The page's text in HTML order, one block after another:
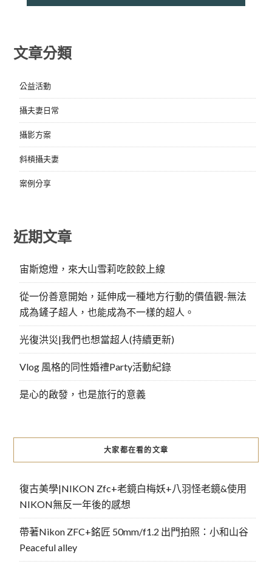
文章分類
公益活動
攝夫妻日常
攝影方案
斜槓攝夫妻
案例分享
近期文章
宙斯熄燈，來大山雪莉吃餃餃上線
從一份善意開始，延伸成一種地方行動的價值觀-無法
成為鏟子超人，也能成為不一樣的超人。
光復洪災|我們也想當超人(持續更新)
Vlog 風格的同性婚禮Party活動紀錄
是心的啟發，也是旅行的意義
大家都在看的文章
復古美學|NIKON Zfc+老鏡白梅妖+八羽怪老鏡&使用
NIKON無反一年後的感想
帶著Nikon ZFC+銘匠 50mm/f1.2 出門拍照：小和山谷
Peaceful alley